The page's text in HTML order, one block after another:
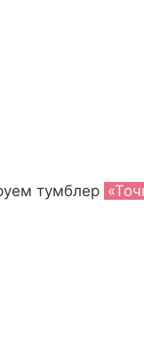
тумблер